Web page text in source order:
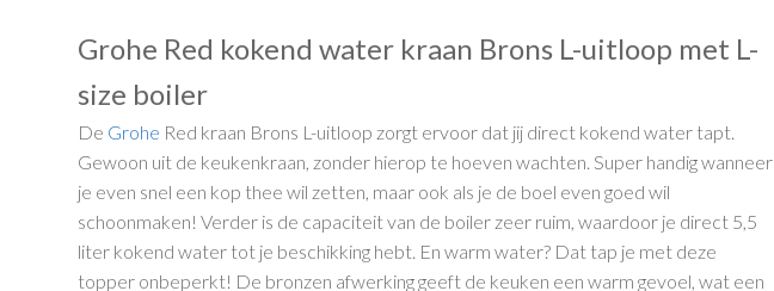
Grohe Red kokend water kraan Brons L-uitloop met L-
size boiler
De Grohe Red kraan Brons L-uitloop zorgt ervoor dat jij direct kokend water tapt.
Gewoon uit de keukenkraan, zonder hierop te hoeven wachten. Super handig wanneer
je even snel een kop thee wil zetten, maar ook als je de boel even goed wil
schoonmaken! Verder is de capaciteit van de boiler zeer ruim, waardoor je direct 5,5
liter kokend water tot je beschikking hebt. En warm water? Dat tap je met deze
topper onbeperkt! De bronzen afwerking geeft de keuken een warm gevoel, wat een